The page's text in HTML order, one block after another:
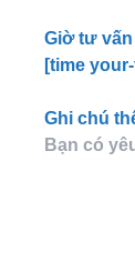
Giờ tư vấn
[time
Ghi chú